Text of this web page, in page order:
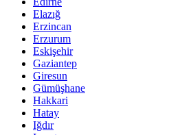
Elazığ
Erzincan
Erzurum
Eskişehir
Gaziantep
Giresun
Gümüşhane
Hakkari
Hatay
Iğdır